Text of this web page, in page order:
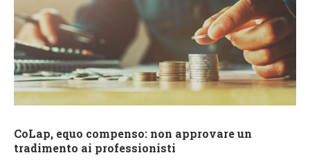
CoLap, equo compenso: non approvare un
tradimento ai professionisti